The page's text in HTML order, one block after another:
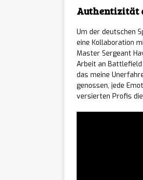
Authentizität
Um der deutschen
eine Kollaboration
Master Sergeant
Arbeit an
das meine
genossen, jede
versierten Profis die